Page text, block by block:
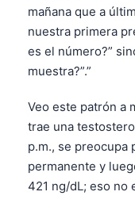
mañana que a
nuestra primera
es el número?”
muestra?”.”
Veo este patrón a
trae una
p.m., se preocupa
permanente y
421 ng/dL; eso no